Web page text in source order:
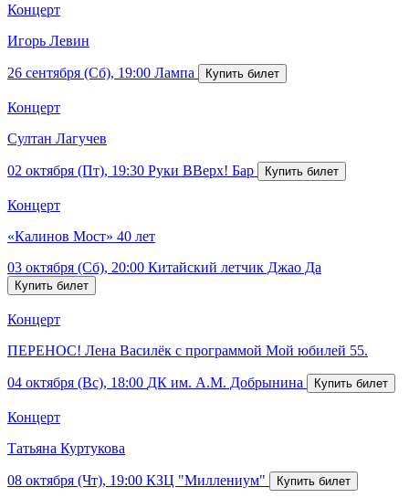
Концерт
Игорь Левин
26 сентября (Сб), 19:00 Лампа
Концерт
Султан Лагучев
02 октября (Пт), 19:30 Руки ВВерх! Бар
Концерт
«Калинов Мост» 40 лет
03 октября (Сб), 20:00 Китайский летчик Джао Да
Концерт
ПЕРЕНОС! Лена Василёк с программой Мой юбилей 55.
04 октября (Вс), 18:00 ДК им. А.М. Добрынина
Концерт
Татьяна Куртукова
08 октября (Чт), 19:00 КЗЦ "Миллениум"